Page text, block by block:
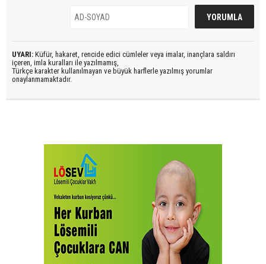
UYARI: Küfür, hakaret, rencide edici cümleler veya imalar, inançlara saldırı
içeren, imla kuralları ile yazılmamış,
Türkçe karakter kullanılmayan ve büyük harflerle yazılmış yorumlar
onaylanmamaktadır.